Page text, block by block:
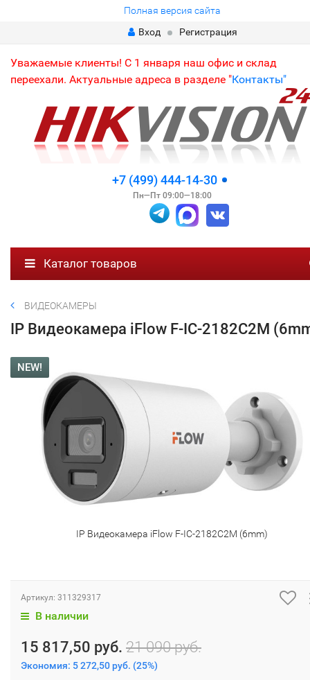
Полная версия сайта
Вход
Регистрация
Уважаемые клиенты! С 1 января наш офис и склад
переехали. Актуальные адреса в разделе "Контакты"
+7 (499) 444-14-30
Пн—Пт 09:00—18:00
Каталог товаров
ВИДЕОКАМЕРЫ
IP Видеокамера iFlow F-IC-2182C2M
NEW!
IP Видеокамера iFlow F-IC-2182C2M (6mm)
Артикул: 311329317
В наличии
15 817,50 руб. 21 090 руб.
Экономия: 5 272,50 руб. (25%)